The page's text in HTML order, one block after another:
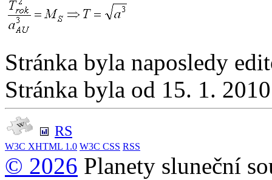
Stránka byla naposledy
Stránka byla od 15. 1.
RS
W3C XHTML 1.0 W3C CSS RSS
© 2026 Planety sluneční